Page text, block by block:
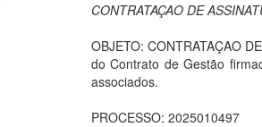
CONTRATAÇAO DE
OBJETO: CONTRATAÇAO
do Contrato de Gestão
associados.
PROCESSO: 2025010497